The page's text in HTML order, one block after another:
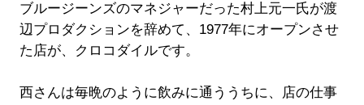
ブルージーンズのマネジャーだった村上元一氏が渡
辺プロダクションを辞めて、1977年にオープンさせ
た店が、クロコダイルです。
西さんは毎晩のように飲みに通ううちに、店の仕事